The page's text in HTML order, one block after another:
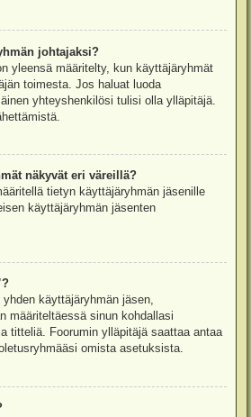
johtajaksi?
yleensä määritelty, kun käyttäjäryhmät
toimesta. Jos haluat luoda
yhteyshenkilösi tulisi olla ylläpitäjä.
näkyvät eri väreillä?
tietyn käyttäjäryhmän jäsenille
käyttäjäryhmän jäsenten
käyttäjäryhmän jäsen,
määriteltäessä sinun kohdallasi
titteliä. Foorumin ylläpitäjä saattaa antaa
omista asetuksista.